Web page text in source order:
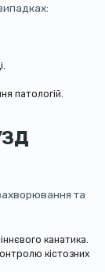
патологій.
та
канатика.
кістозних